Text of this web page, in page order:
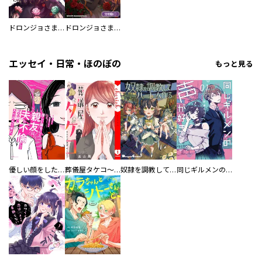
ドロンジョさまは転生しても悪役令嬢のままだった ドロンジョさまは転生しても悪役令嬢のままだった【分冊版】
エッセイ・日常・ほのぼの もっと見る
優しい顔をした親友は、夫と不倫して私の家に入り込んできた。 葬儀屋タケコ～あなたの最期、叶えます【電子単行本版】 奴隷を調教してハーレム作る 同じギルメンの声が好き